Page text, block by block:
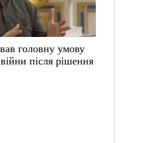
головну умову
після рішення